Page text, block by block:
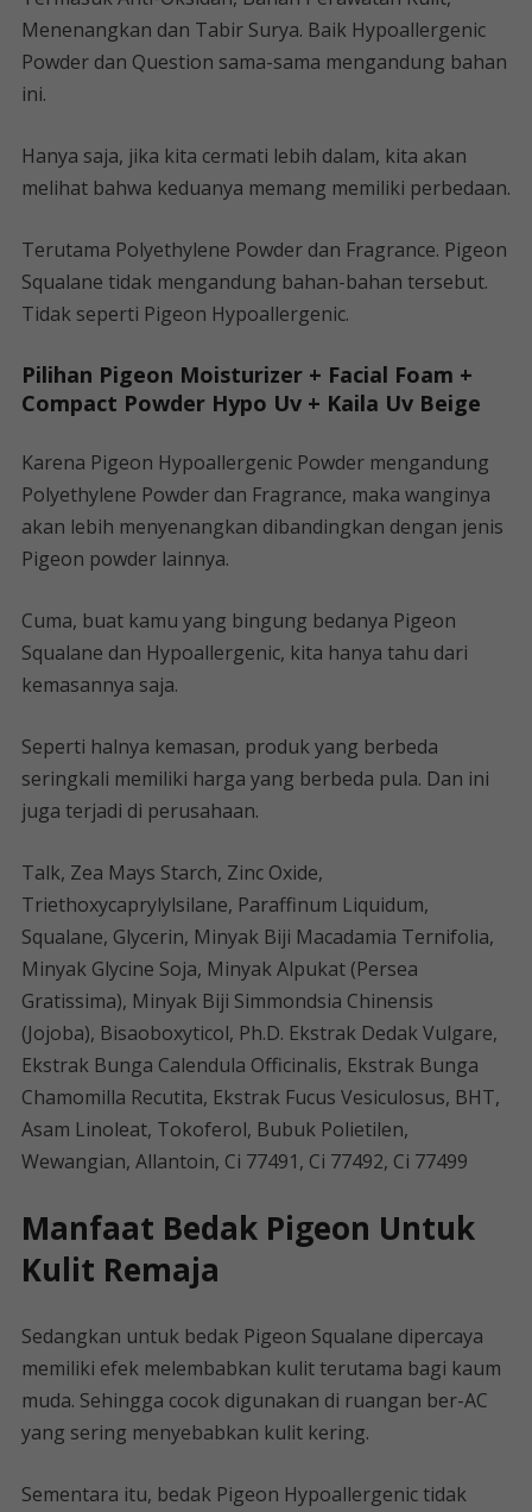
Menenangkan dan Tabir Surya. Baik Hypoallergenic
Powder dan Question sama-sama mengandung bahan
ini.
Hanya saja, jika kita cermati lebih dalam, kita akan
melihat bahwa keduanya memang memiliki perbedaan.
Terutama Polyethylene Powder dan Fragrance. Pigeon
Squalane tidak mengandung bahan-bahan tersebut.
Tidak seperti Pigeon Hypoallergenic.
Pilihan Pigeon Moisturizer + Facial Foam +
Compact Powder Hypo Uv + Kaila Uv Beige
Karena Pigeon Hypoallergenic Powder mengandung
Polyethylene Powder dan Fragrance, maka wanginya
akan lebih menyenangkan dibandingkan dengan jenis
Pigeon powder lainnya.
Cuma, buat kamu yang bingung bedanya Pigeon
Squalane dan Hypoallergenic, kita hanya tahu dari
kemasannya saja.
Seperti halnya kemasan, produk yang berbeda
seringkali memiliki harga yang berbeda pula. Dan ini
juga terjadi di perusahaan.
Talk, Zea Mays Starch, Zinc Oxide,
Triethoxycaprylylsilane, Paraffinum Liquidum,
Squalane, Glycerin, Minyak Biji Macadamia Ternifolia,
Minyak Glycine Soja, Minyak Alpukat (Persea
Gratissima), Minyak Biji Simmondsia Chinensis
(Jojoba), Bisaoboxyticol, Ph.D. Ekstrak Dedak Vulgare,
Ekstrak Bunga Calendula Officinalis, Ekstrak Bunga
Chamomilla Recutita, Ekstrak Fucus Vesiculosus, BHT,
Asam Linoleat, Tokoferol, Bubuk Polietilen,
Wewangian, Allantoin, Ci 77491, Ci 77492, Ci 77499
Manfaat Bedak Pigeon Untuk
Kulit Remaja
Sedangkan untuk bedak Pigeon Squalane dipercaya
memiliki efek melembabkan kulit terutama bagi kaum
muda. Sehingga cocok digunakan di ruangan ber-AC
yang sering menyebabkan kulit kering.
Sementara itu, bedak Pigeon Hypoallergenic tidak